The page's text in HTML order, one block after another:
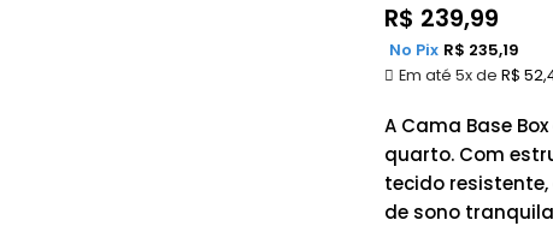
R$ 239,99
Em até 5x de R$
No Pix R$ 235,19
A Cama Base
quarto. Com
tecido
de sono